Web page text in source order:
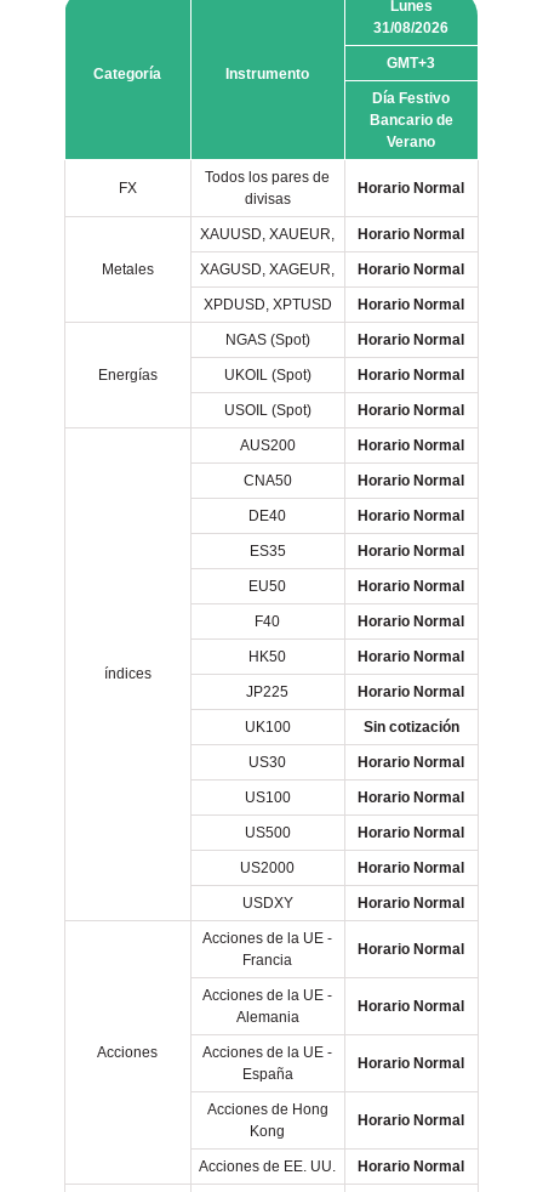
Categoría Instrumento
Lunes
31/08/2026
GMT+3
Día Festivo
Bancario de
Verano
FX
Todos los pares de
divisas
Horario Normal
Metales
XAUUSD, XAUEUR, Horario Normal
XAGUSD, XAGEUR, Horario Normal
XPDUSD, XPTUSD Horario Normal
Energías
NGAS (Spot) Horario Normal
UKOIL (Spot) Horario Normal
USOIL (Spot) Horario Normal
índices
AUS200 Horario Normal
CNA50 Horario Normal
DE40 Horario Normal
ES35 Horario Normal
EU50 Horario Normal
F40 Horario Normal
HK50 Horario Normal
JP225 Horario Normal
UK100 Sin cotización
US30 Horario Normal
US100 Horario Normal
US500 Horario Normal
US2000 Horario Normal
USDXY Horario Normal
Acciones
Acciones de la UE -
Francia
Horario Normal
Acciones de la UE -
Alemania
Horario Normal
Acciones de la UE -
España
Horario Normal
Acciones de Hong
Kong
Horario Normal
Acciones de EE. UU. Horario Normal